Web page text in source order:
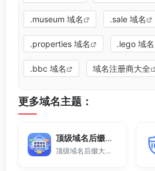
.museum 域名 .sale 域名
.properties 域名 .lego 域名
.bbc 域名 域名注册商大全
更多域名主题：
顶级域名后缀大全
顶级域名后缀大全收录全球已开放注册的所有TLD后缀，包括gTLD、ccTLD、品牌域名后缀等。